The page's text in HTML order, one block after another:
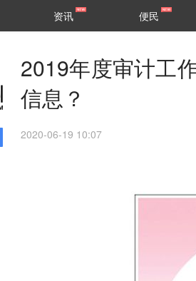
区县
资讯 便民
2019年度审计工
信息？
2020-06-19 10:07